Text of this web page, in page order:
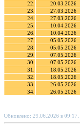
22.
20.03.2026
23.
27.03.2026
24.
27.03.2026
25.
10.04.2026
26.
10.04.2026
27.
05.05.2026
28.
05.05.2026
29.
07.05.2026
30.
07.05.2026
31.
18.05.2026
32.
18.05.2026
33.
26.05.2026
34.
26.05.2026
Обновлено: 29.06.2026 в 09:17.